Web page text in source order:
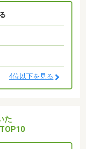
4位以下を見る
た